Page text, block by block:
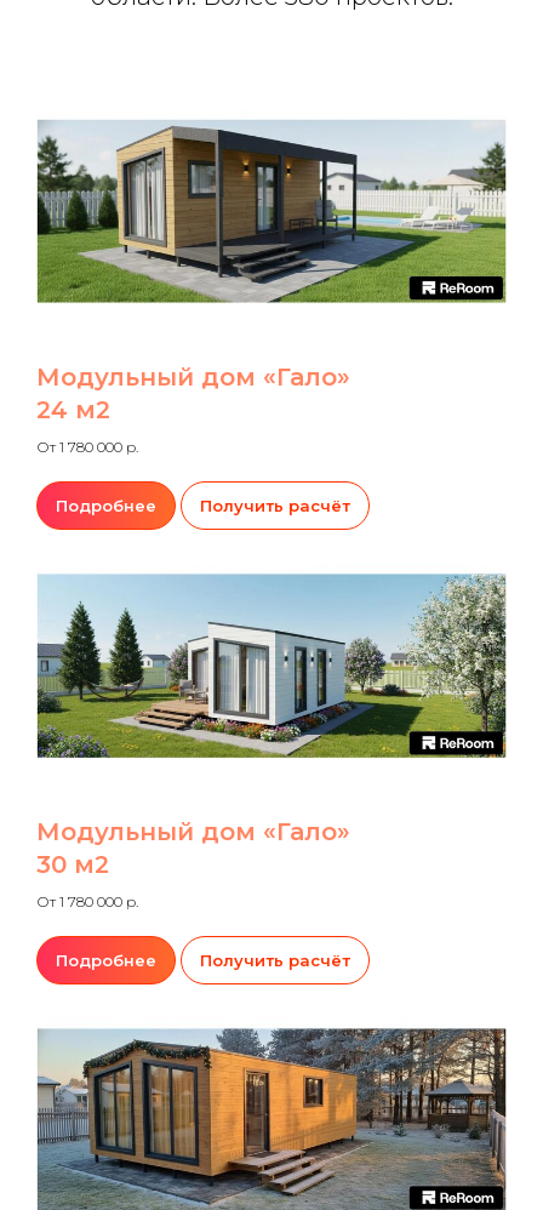
Модульный дом «Гало»
24 м2
От 1 780 000 р.
Подробнее Получить расчёт
Модульный дом «Гало»
30 м2
От 1 780 000 р.
Подробнее Получить расчёт